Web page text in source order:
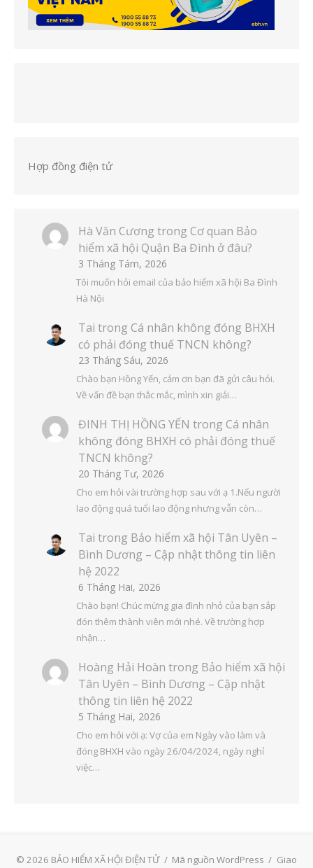
Hợp đồng điện tử
Hà Văn Cương trong Cơ quan Bảo
hiểm xã hội Quận Ba Đình ở đâu?
3 Tháng Tám, 2026
Tôi muốn hỏi email của bảo hiểm xã hội Ba Đình
Hà Nội
Tai trong Cá nhân không đóng BHXH
có phải đóng thuế TNCN không?
23 Tháng Sáu, 2026
Chào bạn Hồng Yến, cảm ơn bạn đã gửi câu hỏi.
Về vấn đề bạn thắc mắc, mình xin giải…
ĐINH THỊ HỒNG YẾN trong Cá nhân
không đóng BHXH có phải đóng thuế
TNCN không?
20 Tháng Tư, 2026
Cho em hỏi vài trường hợp sau với ạ 1.Nếu người
lao động quá tuổi lao động nhưng vẫn còn…
Tai trong Bảo hiểm xã hội Tân Uyên –
Bình Dương – Cập nhật thông tin liên
hệ 2022
6 Tháng Hai, 2026
Chào bạn! Chúc mừng gia đình nhỏ của bạn sắp
đón thêm thành viên mới nhé. Về trường hợp
nhận…
Hoàng Hải Hoàn trong Bảo hiểm xã hội
Tân Uyên – Bình Dương – Cập nhật
thông tin liên hệ 2022
5 Tháng Hai, 2026
Cho em hỏi với ạ: Vợ của em Ngày vào làm và
đóng BHXH vào ngày 26/04/2024, ngày nghỉ
việc…
© 2026 BẢO HIỂM XÃ HỘI ĐIỆN TỬ / Mã nguồn WordPress / Giao